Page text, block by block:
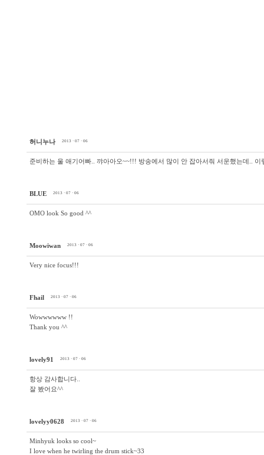
허니누나 2013 · 07 · 06
준비하는 울 애기어빠.. 꺄아아오~~!!! 방송에서 많이 안 잡아서줘 서운했는데..
BLUE 2013 · 07 · 06
OMO look So good ^^
Moowiwan 2013 · 07 · 06
Very nice focus!!!
Fhail 2013 · 07 · 06
Wowwwwww !!
Thank you ^^
lovely91 2013 · 07 · 06
항상 감사합니다..
잘 봤어요^^
lovelyy0628 2013 · 07 · 06
Minhyuk looks so cool~
I love when he twirling the drum stick~33